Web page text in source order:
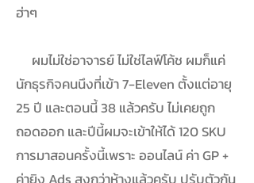
ฮ่าๆ
ผมไม่ใช่อาจารย์ ไม่ใช่ไลฟ์โค้ช ผมก็แค่
นักธุรกิจคนนึงที่เข้า 7-Eleven ตั้งแต่อายุ
25 ปี และตอนนี้ 38 แล้วครับ ไม่เคยถูก
ถอดออก และปีนี้ผมจะเข้าให้ได้ 120 SKU
การมาสอนครั้งนี้เพราะ ออนไลน์ ค่า GP +
ค่ายิง Ads สูงกว่าห้างแล้วครับ ปรับตัวกัน